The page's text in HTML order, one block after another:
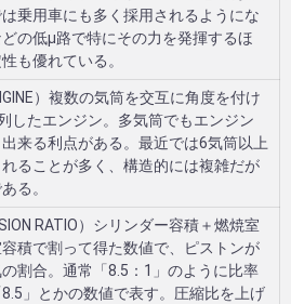
乗用車にも多く採用されるようにな
の低μ路で特にその力を発揮するほ
も優れている。
）複数の気筒を交互に角度を付け
したエンジン。多気筒でもエンジン
来る利点がある。最近では6気筒以上
ることが多く、構造的には複雑だが
る。
RATIO）シリンダー容積＋燃焼室
積で割って得た数値で、ピストンが
割合。通常「8.5：1」のように比率
」とかの数値で表す。圧縮比を上げ